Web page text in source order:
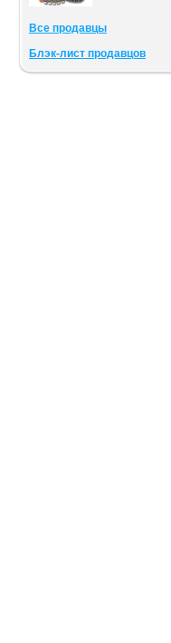
Все продавцы
Блэк-лист продавцов